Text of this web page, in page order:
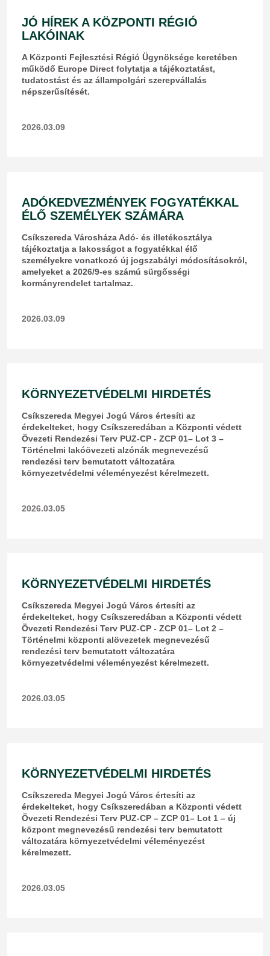
JÓ HÍREK A KÖZPONTI RÉGIÓ
LAKÓINAK
A Központi Fejlesztési Régió Ügynöksége keretében
működő Europe Direct folytatja a tájékoztatást,
tudatostást és az állampolgári szerepvállalás
népszerűsítését.
2026.03.09
ADÓKEDVEZMÉNYEK FOGYATÉKKAL
ÉLŐ SZEMÉLYEK SZÁMÁRA
Csíkszereda Városháza Adó- és illetékosztálya
tájékoztatja a lakosságot a fogyatékkal élő
személyekre vonatkozó új jogszabályi módosításokról,
amelyeket a 2026/9-es számú sürgősségi
kormányrendelet tartalmaz.
2026.03.09
KÖRNYEZETVÉDELMI HIRDETÉS
​Csíkszereda Megyei Jogú Város értesíti az
érdekelteket, hogy Csíkszeredában a Központi védett
Övezeti Rendezési Terv PUZ-CP - ZCP 01– Lot 3 –
Történelmi lakóövezeti alzónák megnevezésű
rendezési terv bemutatott változatára
környezetvédelmi véleményezést kérelmezett.
2026.03.05
KÖRNYEZETVÉDELMI HIRDETÉS
Csíkszereda Megyei Jogú Város értesíti az
érdekelteket, hogy Csíkszeredában a Központi védett
Övezeti Rendezési Terv PUZ-CP - ZCP 01– Lot 2 –
Történelmi központi alövezetek megnevezésű
rendezési terv bemutatott változatára
környezetvédelmi véleményezést kérelmezett.
2026.03.05
KÖRNYEZETVÉDELMI HIRDETÉS
​Csíkszereda Megyei Jogú Város értesíti az
érdekelteket, hogy Csíkszeredában a Központi védett
Övezeti Rendezési Terv PUZ-CP – ZCP 01– Lot 1 – új
központ megnevezésű rendezési terv bemutatott
változatára környezetvédelmi véleményezést
kérelmezett.
2026.03.05